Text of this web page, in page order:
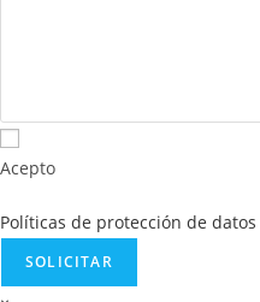
Acepto
Políticas de protección de datos